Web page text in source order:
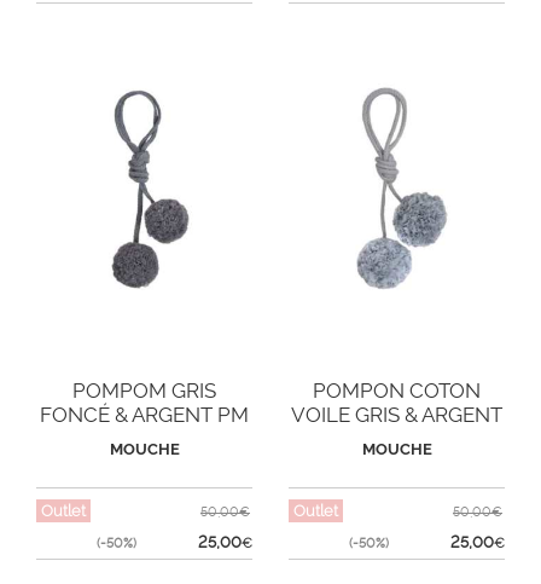
POMPOM GRIS
FONCÉ & ARGENT PM
MOUCHE
Outlet
(-50%)
50,00€
25,00€
POMPON COTON
VOILE GRIS & ARGENT
PM
MOUCHE
Outlet
(-50%)
50,00€
25,00€